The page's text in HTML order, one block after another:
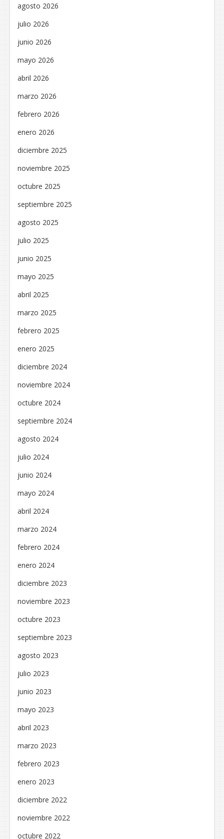
agosto 2026
julio 2026
junio 2026
mayo 2026
abril 2026
marzo 2026
febrero 2026
enero 2026
diciembre 2025
noviembre 2025
octubre 2025
septiembre 2025
agosto 2025
julio 2025
junio 2025
mayo 2025
abril 2025
marzo 2025
febrero 2025
enero 2025
diciembre 2024
noviembre 2024
octubre 2024
septiembre 2024
agosto 2024
julio 2024
junio 2024
mayo 2024
abril 2024
marzo 2024
febrero 2024
enero 2024
diciembre 2023
noviembre 2023
octubre 2023
septiembre 2023
agosto 2023
julio 2023
junio 2023
mayo 2023
abril 2023
marzo 2023
febrero 2023
enero 2023
diciembre 2022
noviembre 2022
octubre 2022